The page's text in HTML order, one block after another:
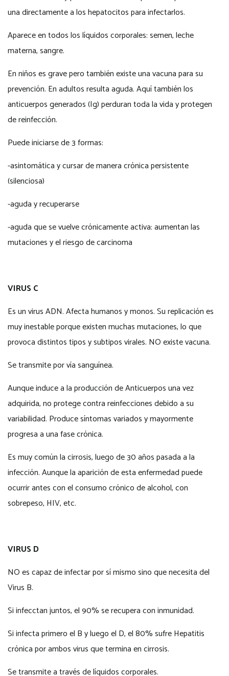
una directamente a los hepatocitos para infectarlos.
Aparece en todos los líquidos corporales: semen, leche
materna, sangre.
En niños es grave pero también existe una vacuna para su
prevención. En adultos resulta aguda. Aquí también los
anticuerpos generados (Ig) perduran toda la vida y protegen
de reinfección.
Puede iniciarse de 3 formas:
-asintomática y cursar de manera crónica persistente
(silenciosa)
-aguda y recuperarse
-aguda que se vuelve crónicamente activa: aumentan las
mutaciones y el riesgo de carcinoma
VIRUS C
Es un virus ADN. Afecta humanos y monos. Su replicación es
muy inestable porque existen muchas mutaciones, lo que
provoca distintos tipos y subtipos virales. NO existe vacuna.
Se transmite por vía sanguínea.
Aunque induce a la producción de Anticuerpos una vez
adquirida, no protege contra reinfecciones debido a su
variabilidad. Produce síntomas variados y mayormente
progresa a una fase crónica.
Es muy común la cirrosis, luego de 30 años pasada a la
infección. Aunque la aparición de esta enfermedad puede
ocurrir antes con el consumo crónico de alcohol, con
sobrepeso, HIV, etc.
VIRUS D
NO es capaz de infectar por sí mismo sino que necesita del
Virus B.
Si infecctan juntos, el 90% se recupera con inmunidad.
Si infecta primero el B y luego el D, el 80% sufre Hepatitis
crónica por ambos virus que termina en cirrosis.
Se transmite a través de líquidos corporales.